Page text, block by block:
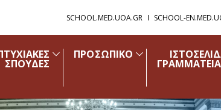
SCHOOL.MED.UOA.GR SCHOOL-
ΣΠΟΥΔΕΣ
ΠΡΟΣΩΠΙΚΟ